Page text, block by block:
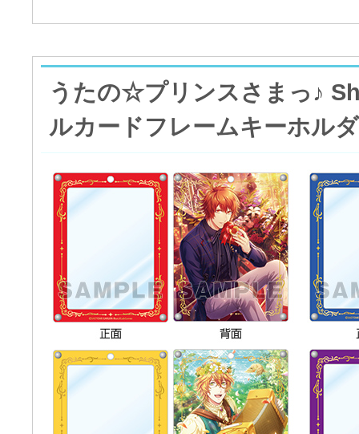
うたの☆プリンスさまっ♪
ルカードフレームキーホル